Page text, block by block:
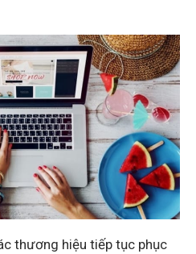
thương hiệu tiếp tục phục